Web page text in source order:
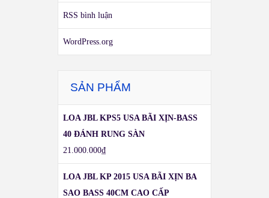
RSS bình luận
WordPress.org
SẢN PHẨM
LOA JBL KPS5 USA BÃI XỊN-BASS
40 ĐÁNH RUNG SÀN
21.000.000₫
LOA JBL KP 2015 USA BÃI XỊN BA
SAO BASS 40CM CAO CẤP